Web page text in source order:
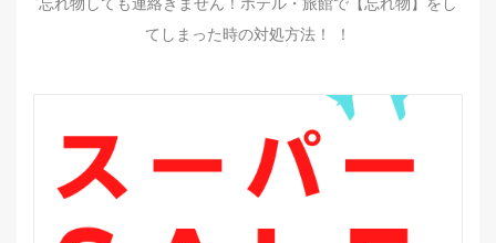
てしまった時の対処方法！ ！